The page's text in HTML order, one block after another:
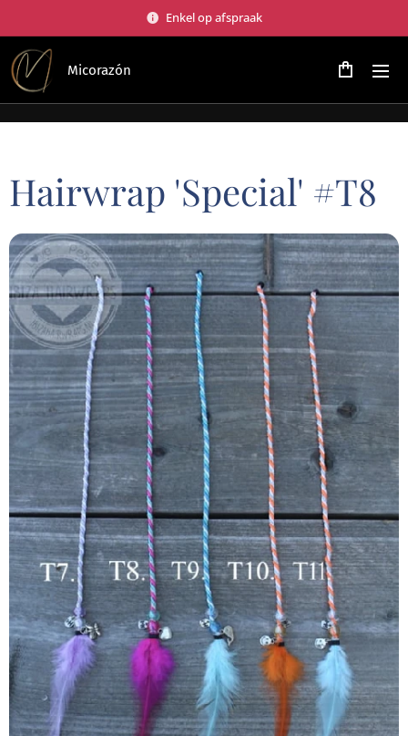
Enkel op afspraak
Micorazón
Hairwrap 'Special' #T8